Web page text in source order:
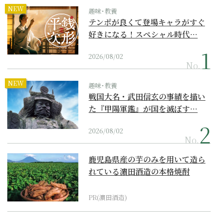
NEW 趣味･教養
テンポが良くて登場キャラがすぐ
好きになる！スペシャル時代…
2026/08/02
No.
NEW 趣味･教養
戦国大名・武田信玄の事績を描い
た『甲陽軍鑑』が国を滅ぼす…
2026/08/02
No.
鹿児島県産の芋のみを用いて造ら
れている濵田酒造の本格焼酎
PR(濵田酒造)